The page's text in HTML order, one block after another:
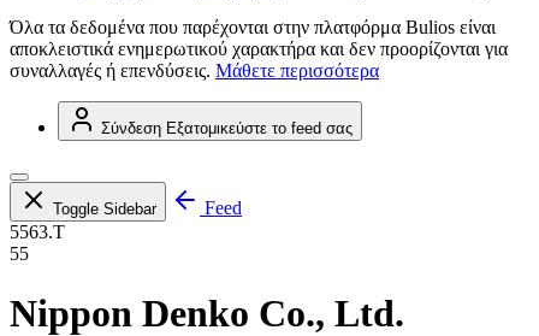
Όλα τα δεδομένα που παρέχονται στην πλατφόρμα Bulios είναι
αποκλειστικά ενημερωτικού χαρακτήρα και δεν προορίζονται για
συναλλαγές ή επενδύσεις. Μάθετε περισσότερα
Σύνδεση Εξατομικεύστε το feed σας
Toggle Sidebar
Feed
5563.T
55
Nippon Denko Co., Ltd.